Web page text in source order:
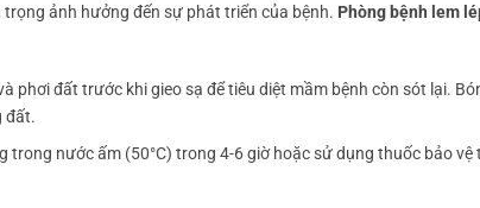
ảnh hưởng đến sự phát triển của bệnh. Phòng bệnh lem
phơi đất trước khi gieo sạ để tiêu diệt mầm bệnh còn sót lại.
đất.
trong nước ấm (50°C) trong 4-6 giờ hoặc sử dụng thuốc bảo